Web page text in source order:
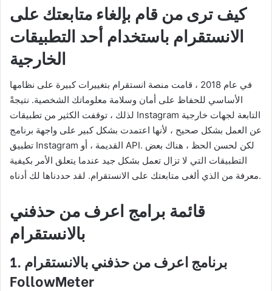
كيف ترى من قام بإلغاء متابعتك على
الانستقرام باستخدام أحد التطبيقات
الخارجية
في عام 2018 ، قامت منصة انستقرام بتغييرات كبيرة على نظامها
الأساسي للحفاظ على أمان وسلامة معلوماتك الشخصية. نتيجةً
لذلك ، توقفت الكثير من تطبيقات Instagram التابعة لجهات خارجية
عن العمل بشكل صحيح ، لأنها اعتمدت بشكل كبير على واجهة برنامج
تطبيق Instagram القديمة ، أو API. لكن لحسن الحظ ، هناك بعض
التطبيقات التي لا تزال تعمل بشكل جيد عندما يتعلق الأمر بكيفية
معرفة من الذي ألغى متابعتك على الانستقرام. لقد حددناها لك أدناه.
قائمة برامج اعرف من حذفني
بالانستقرام
1. برنامج اعرف من حذفني بالانستقرام
FollowMeter